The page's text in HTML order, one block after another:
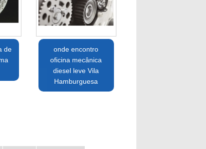
de
onde encontro
oficina mecânica
diesel leve Vila
Hamburguesa